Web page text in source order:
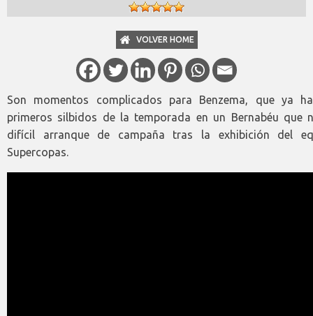
VOLVER HOME
Son momentos complicados para Benzema, que ya
primeros silbidos de la temporada en un Bernabéu que
difícil arranque de campaña tras la exhibición del
Supercopas.